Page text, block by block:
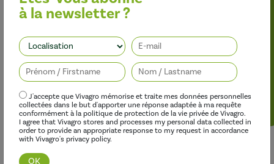
Haneia® / Meizfane® sur pomme de terre : l’effet
« assurance » d’un biostimulant.
En savoir plus
à la newsletter ?
J'accepte que Vivagro mémorise et traite mes données personnelles
collectées dans le but d'apporter une réponse adaptée à ma requête
conformément à la politique de protection de la vie privée de Vivagro.
I agree that Vivagro stores and processes my personal data collected in
order to provide an appropriate response to my request in accordance
with Vivagro's privacy policy.